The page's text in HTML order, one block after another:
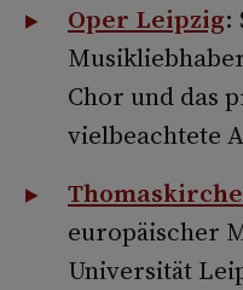
Oper Leipzig:
Chor und das
vielbeachtete
Thomaskirche
europäischer
Universität